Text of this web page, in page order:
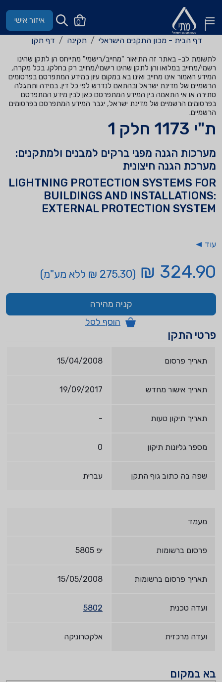
0 איזור אישי
דף הבית - מכון התקנים הישראלי תקינה דף תקן
לתשומת לב- באתר זה התיאור "מחייב/רישמי" מתייחס הן לתקן שהינו
רשמי/מחייב במלואו והן לתקן שהינו רישמי/מחייב רק בחלקו. בכל מקרה,
המידע האמור אינו מחייב ואינו בא במקום עיון במידע המתפרסם בפרסומים
הרשמיים של מדינת ישראל ובהתאם לנדרש לפי כל דין. במידה ותתגלה
סתירה או אי התאמה בין המידע המתפרסם כאן לבין מידע המתפרסם
בפרסומים הרשמיים של מדינת ישראל, יגבר המידע המתפרסם בפרסומים
הרשמיים.
ת"י 1173 חלק 1
מערכות הגנה מפני ברקים למבנים ולמתקנים:
מערכת הגנה חיצונית
LIGHTNING PROTECTION SYSTEMS FOR
BUILDINGS AND INSTALLATIONS:
EXTERNAL PROTECTION SYSTEM
עוד
324.90 ₪ (275.30 ₪ ללא מע"מ)
קניה מהירה
הוסף לסל
פרטי התקן
תאריך פרסום 15/04/2008
תאריך אישור מחדש 19/09/2017
תאריך תיקון טעות -
מספר גליונות תיקון 0
שפה בה כתוב גוף התקן עברית
מעמד
פרסום ברשומות יפ 5805
תאריך פרסום ברשומות 15/05/2008
ועדה טכנית 5802
ועדה מרכזית אלקטרוניקה
בא במקום